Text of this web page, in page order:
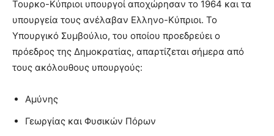
Τουρκο-Κύπριοι υπουργοί αποχώρησαν το 1964 και τα
υπουργεία τους ανέλαβαν Eλληνo-Κύπριοι. Το
Υπουργικό Συμβούλιο, του οποίου προεδρεύει ο
πρόεδρος της Δημοκρατίας, απαρτίζεται σήμερα από
τους ακόλουθους υπουργούς:
Αμύνης
Γεωργίας και Φυσικών Πόρων